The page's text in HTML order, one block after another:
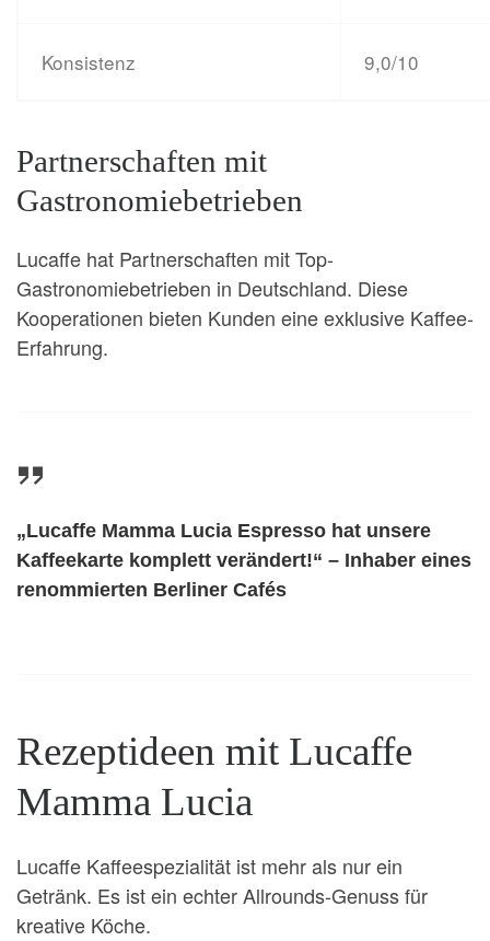
Konsistenz 9,0/10
Partnerschaften mit
Gastronomiebetrieben
Lucaffe hat Partnerschaften mit Top-
Gastronomiebetrieben in Deutschland. Diese
Kooperationen bieten Kunden eine exklusive Kaffee-
Erfahrung.
„Lucaffe Mamma Lucia Espresso hat unsere
Kaffeekarte komplett verändert!“ – Inhaber eines
renommierten Berliner Cafés
Rezeptideen mit Lucaffe
Mamma Lucia
Lucaffe Kaffeespezialität ist mehr als nur ein
Getränk. Es ist ein echter Allrounds-Genuss für
kreative Köche.